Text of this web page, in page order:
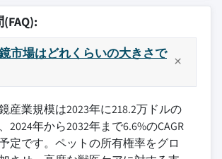
市場はどれくらいの大きさで
産業規模は2023年に218.2万ドルの
2024年から2032年まで6.6%のCAGR
定です。ペットの所有権率をグロ